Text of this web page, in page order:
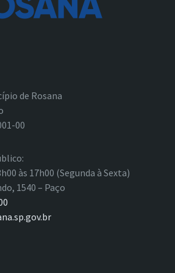
de Rosana
00
às 17h00 (Segunda à Sexta)
1540 – Paço